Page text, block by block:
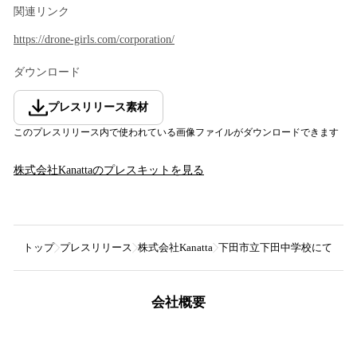
関連リンク
https://drone-girls.com/corporation/
ダウンロード
プレスリリース素材
このプレスリリース内で使われている画像ファイルがダウンロードできます
株式会社Kanattaのプレスキットを見る
トップ プレスリリース 株式会社Kanatta 下田市立下田中学校にてド
会社概要